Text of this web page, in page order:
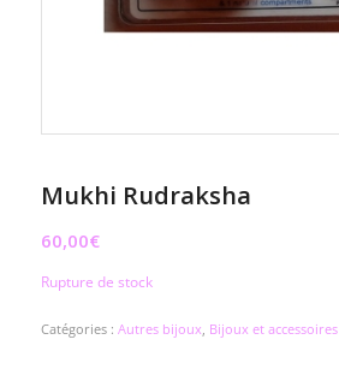
Mukhi Rudraksha
60,00€
Rupture de stock
Catégories : Autres bijoux, Bijoux et accessoires